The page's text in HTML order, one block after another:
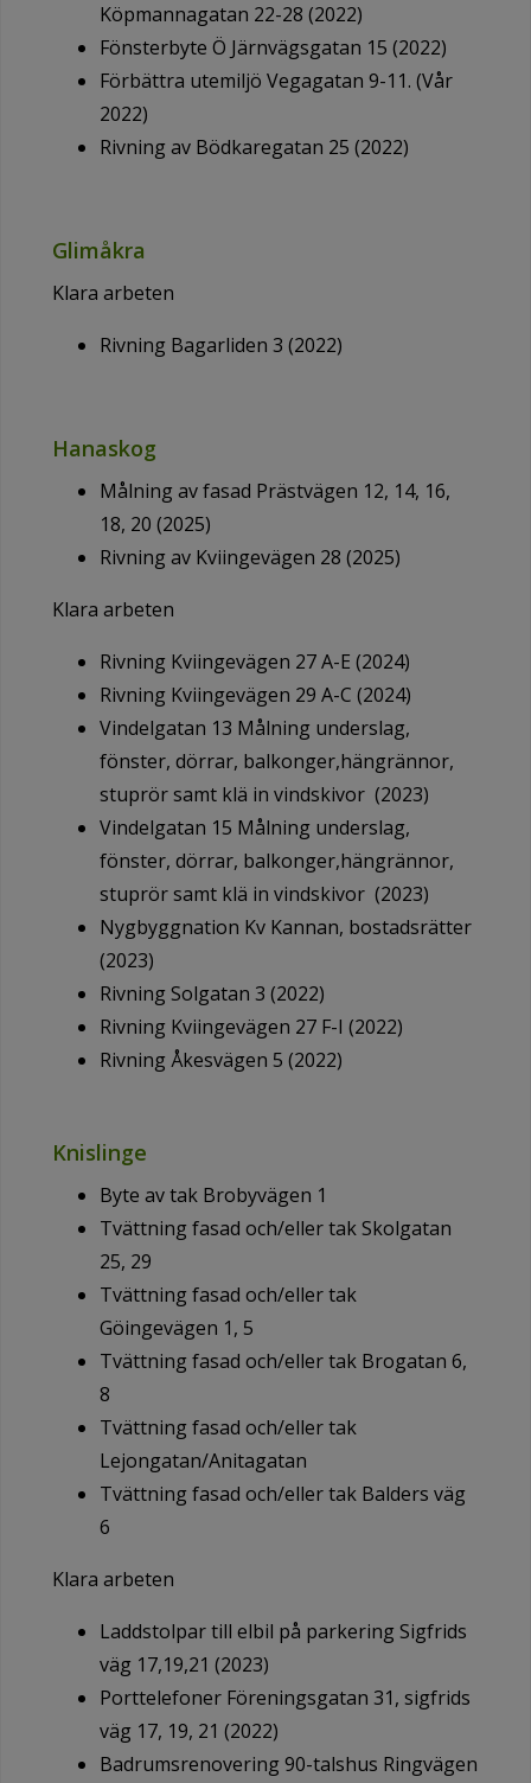
Köpmannagatan 22-28 (2022)
Fönsterbyte Ö Järnvägsgatan 15 (2022)
Förbättra utemiljö Vegagatan 9-11. (Vår
2022)
Rivning av Bödkaregatan 25 (2022)
Glimåkra
Klara arbeten
Rivning Bagarliden 3 (2022)
Hanaskog
Målning av fasad Prästvägen 12, 14, 16,
18, 20 (2025)
Rivning av Kviingevägen 28 (2025)
Klara arbeten
Rivning Kviingevägen 27 A-E (2024)
Rivning Kviingevägen 29 A-C (2024)
Vindelgatan 13 Målning underslag,
fönster, dörrar, balkonger,hängrännor,
stuprör samt klä in vindskivor (2023)
Vindelgatan 15 Målning underslag,
fönster, dörrar, balkonger,hängrännor,
stuprör samt klä in vindskivor (2023)
Nygbyggnation Kv Kannan, bostadsrätter
(2023)
Rivning Solgatan 3 (2022)
Rivning Kviingevägen 27 F-I (2022)
Rivning Åkesvägen 5 (2022)
Knislinge
Byte av tak Brobyvägen 1
Tvättning fasad och/eller tak Skolgatan
25, 29
Tvättning fasad och/eller tak
Göingevägen 1, 5
Tvättning fasad och/eller tak Brogatan 6,
8
Tvättning fasad och/eller tak
Lejongatan/Anitagatan
Tvättning fasad och/eller tak Balders väg
6
Klara arbeten
Laddstolpar till elbil på parkering Sigfrids
väg 17,19,21 (2023)
Porttelefoner Föreningsgatan 31, sigfrids
väg 17, 19, 21 (2022)
Badrumsrenovering 90-talshus Ringvägen